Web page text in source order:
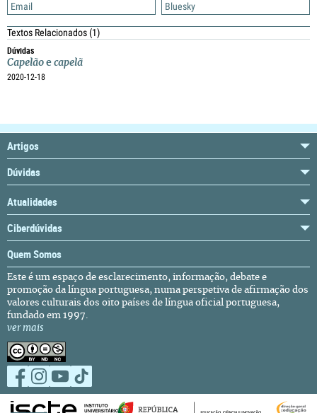
Email
Bluesky
Textos Relacionados(1)
Dúvidas
Capelão e capelã
2020-12-18
Artigos
Dúvidas
Atualidades
Ciberdúvidas
Quem Somos
Este é um espaço de esclarecimento, informação, debate e
promoção da língua portuguesa, numa perspetiva de afirmação dos
valores culturais dos oito países de língua oficial portuguesa,
fundado em 1997.
ver mais